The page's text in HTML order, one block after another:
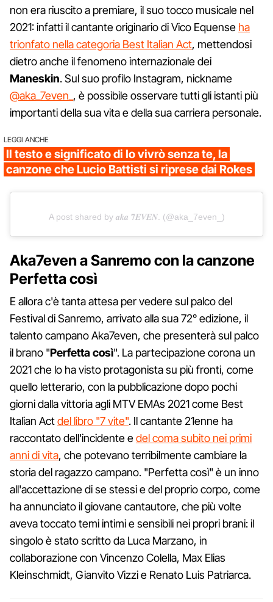
non era riuscito a premiare, il suo tocco musicale nel
2021: infatti il cantante originario di Vico Equense ha
trionfato nella categoria Best Italian Act, mettendosi
dietro anche il fenomeno internazionale dei
Maneskin. Sul suo profilo Instagram, nickname
@aka_7even_ , è possibile osservare tutti gli istanti più
importanti della sua vita e della sua carriera personale.
LEGGI ANCHE
Il testo e significato di Io vivrò senza te, la
canzone che Lucio Battisti si riprese dai Rokes
A post shared by 𝒂𝒌𝒂 𝟕𝑬𝑽𝑬𝑵. (@aka_7even_)
Aka7even a Sanremo con la canzone
Perfetta così
E allora c'è tanta attesa per vedere sul palco del
Festival di Sanremo, arrivato alla sua 72° edizione, il
talento campano Aka7even, che presenterà sul palco
il brano "Perfetta così". La partecipazione corona un
2021 che lo ha visto protagonista su più fronti, come
quello letterario, con la pubblicazione dopo pochi
giorni dalla vittoria agli MTV EMAs 2021 come Best
Italian Actdel libro "7 vite". Il cantante 21enne ha
raccontato dell'incidente edel coma subito nei primi
anni di vita, che potevano terribilmente cambiare la
storia del ragazzo campano. "Perfetta così" è un inno
all'accettazione di se stessi e del proprio corpo, come
ha annunciato il giovane cantautore, che più volte
aveva toccato temi intimi e sensibili nei propri brani: il
singolo è stato scritto da Luca Marzano, in
collaborazione con Vincenzo Colella, Max Elias
Kleinschmidt, Gianvito Vizzi e Renato Luis Patriarca.